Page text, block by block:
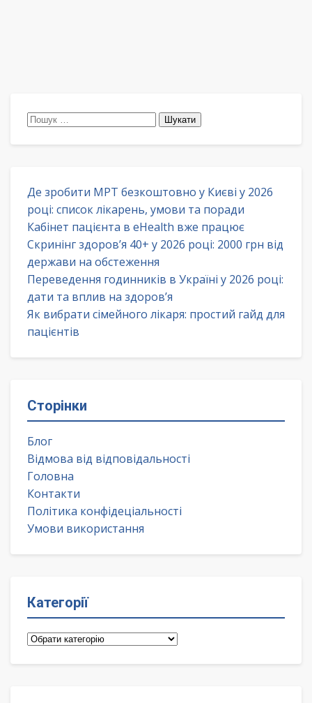
Пошук:
Де зробити МРТ безкоштовно у Києві у 2026
році: список лікарень, умови та поради
Кабінет пацієнта в eHealth вже працює
Скринінг здоров’я 40+ у 2026 році: 2000 грн від
держави на обстеження
Переведення годинників в Україні у 2026 році:
дати та вплив на здоров’я
Як вибрати сімейного лікаря: простий гайд для
пацієнтів
Сторінки
Блог
Відмова від відповідальності
Головна
Контакти
Політика конфідеціальності
Умови використання
Категорії
Категорії